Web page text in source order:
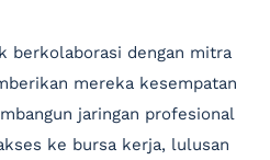
berkolaborasi dengan mitra
mereka kesempatan
jaringan profesional
ke bursa kerja, lulusan